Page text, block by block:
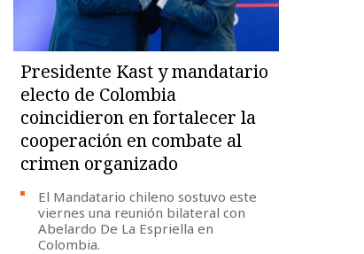
Presidente Kast y mandatario
electo de Colombia
coincidieron en fortalecer la
cooperación en combate al
crimen organizado
El Mandatario chileno sostuvo este
viernes una reunión bilateral con
Abelardo De La Espriella en
Colombia.